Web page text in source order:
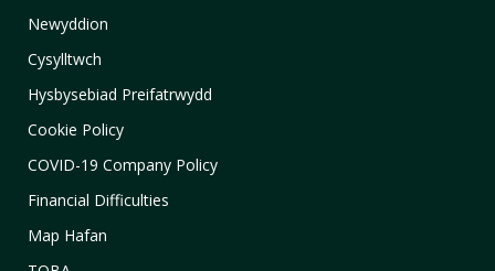
Newyddion
Cysylltwch
Hysbysebiad Preifatrwydd
Cookie Policy
COVID-19 Company Policy
Financial Difficulties
Map Hafan